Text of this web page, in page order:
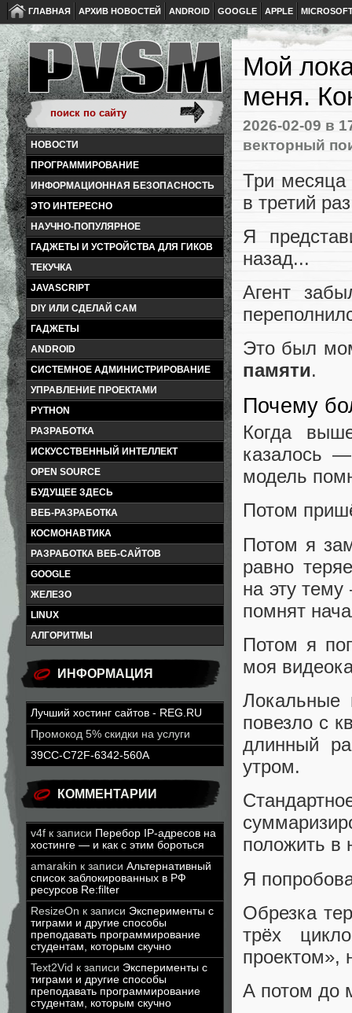
ГЛАВНАЯ АРХИВ НОВОСТЕЙ ANDROID GOOGLE APPLE
НОВОСТИ
ПРОГРАММИРОВАНИЕ
ИНФОРМАЦИОННАЯ БЕЗОПАСНОСТЬ
ЭТО ИНТЕРЕСНО
НАУЧНО-ПОПУЛЯРНОЕ
ГАДЖЕТЫ И УСТРОЙСТВА ДЛЯ ГИКОВ
ТЕКУЧКА
JAVASCRIPT
DIY ИЛИ СДЕЛАЙ САМ
ГАДЖЕТЫ
ANDROID
СИСТЕМНОЕ АДМИНИСТРИРОВАНИЕ
УПРАВЛЕНИЕ ПРОЕКТАМИ
PYTHON
РАЗРАБОТКА
ИСКУССТВЕННЫЙ ИНТЕЛЛЕКТ
OPEN SOURCE
БУДУЩЕЕ ЗДЕСЬ
ВЕБ-РАЗРАБОТКА
КОСМОНАВТИКА
РАЗРАБОТКА ВЕБ-САЙТОВ
GOOGLE
ЖЕЛЕЗО
LINUX
АЛГОРИТМЫ
ИНФОРМАЦИЯ
Лучший хостинг сайтов - REG.RU
Промокод 5% скидки на услуги
39CC-C72F-6342-560A
КОММЕНТАРИИ
v4f к записи Перебор IP-адресов на
хостинге — и как с этим бороться
amarakin к записи Альтернативный
список заблокированных в РФ
ресурсов Re:filter
ResizeOn к записи Эксперименты с
тиграми и другие способы
преподавать программирование
студентам, которым скучно
Text2Vid к записи Эксперименты с
тиграми и другие способы
преподавать программирование
студентам, которым скучно
Мой
меня.
2026-02-09 в
векторный
Три месяца
в третий
Я
назад...
Агент
Это был
памяти.
Почему
Когда
казалось
модель
Потом
Потом я
равно
на эту
помнят
Потом я
моя
Локальные
повезло с
длинный
утром.
положить в
Я
Обрезка
трёх
проектом»,
А потом до